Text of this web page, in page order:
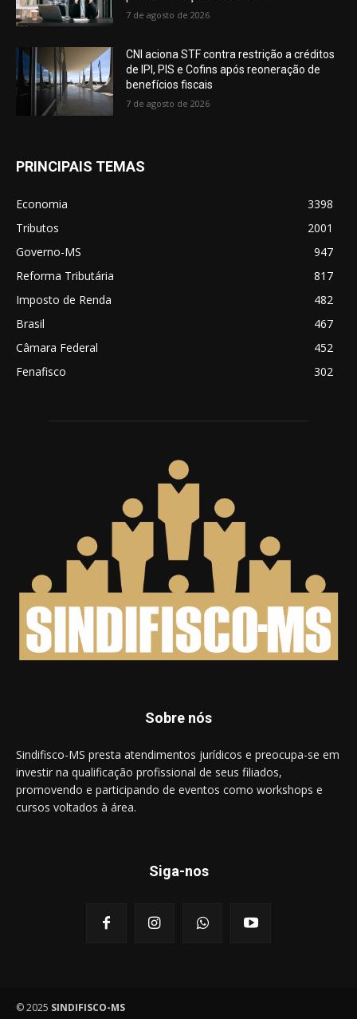
7 de agosto de 2026
CNI aciona STF contra restrição a créditos
de IPI, PIS e Cofins após reoneração de
benefícios fiscais
7 de agosto de 2026
PRINCIPAIS TEMAS
Economia
3398
Tributos
2001
Governo-MS
947
Reforma Tributária
817
Imposto de Renda
482
Brasil
467
Câmara Federal
452
Fenafisco
302
Sobre nós
Sindifisco-MS presta atendimentos jurídicos e preocupa-se em
investir na qualificação profissional de seus filiados,
promovendo e participando de eventos como workshops e
cursos voltados à área.
Siga-nos
© 2025 SINDIFISCO-MS